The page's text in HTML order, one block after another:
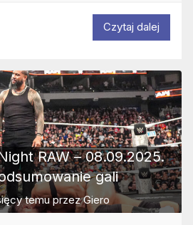
Czytaj dalej
RAW – 08.09.2025.
gali
temuprzezGiero